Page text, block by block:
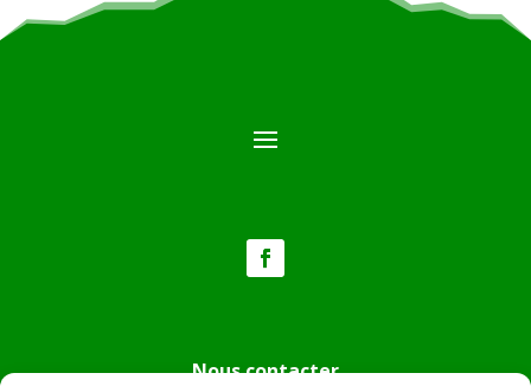
Nous contacter